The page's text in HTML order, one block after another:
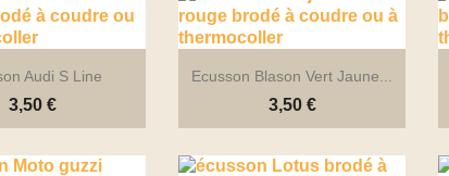
Aperçu rapide
Audi S Line
3,50 €
Ecusson Blason Vert Jaune...
3,50 €